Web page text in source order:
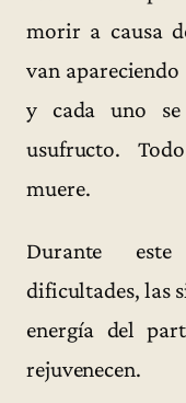
morir a causa
van
y cada uno
usufructo.
muere.
Durante
dificultades, las
energía del
rejuvenecen.